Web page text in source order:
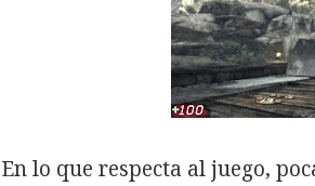
En lo que respecta al juego,